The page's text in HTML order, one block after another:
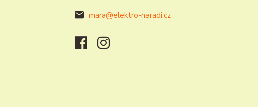
mara@elektro-naradi.cz